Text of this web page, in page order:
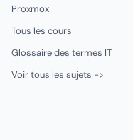
Proxmox
Tous les cours
Glossaire des termes IT
Voir tous les sujets ->